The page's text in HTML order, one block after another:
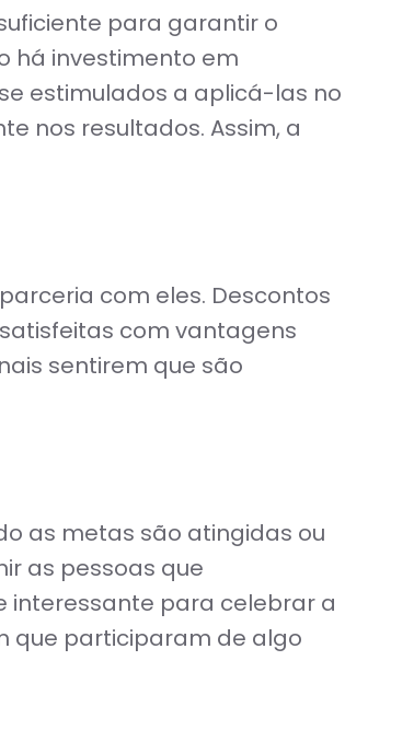
para garantir o
há investimento em
estimulados a aplicá-las no
nos resultados. Assim, a
com eles. Descontos
com vantagens
sentirem que são
as metas são atingidas ou
as pessoas que
interessante para celebrar a
que participaram de algo